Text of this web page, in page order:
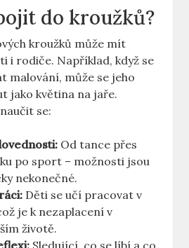
do kroužků?
kroužků může mít
i rodiče. Například, když se
malování, může se jeho
jako květina na jaře.
se:
Od tance přes
po sport – možnosti jsou
nekonečné.
Děti se učí pracovat v
je k nezaplacení v
životě.